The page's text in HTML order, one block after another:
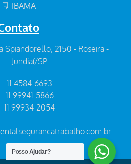
IBAMA
Spiandorello, 2150 - Roseira -
Jundiaí/SP
11 4584-6693
11 99941-5866
11 99934-2054
PossoAjudar?